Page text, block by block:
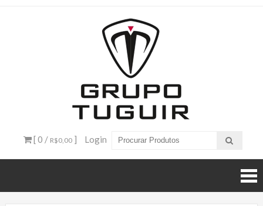
– Grupo
Tuguir
[ 0 / R$0,00 ] Login